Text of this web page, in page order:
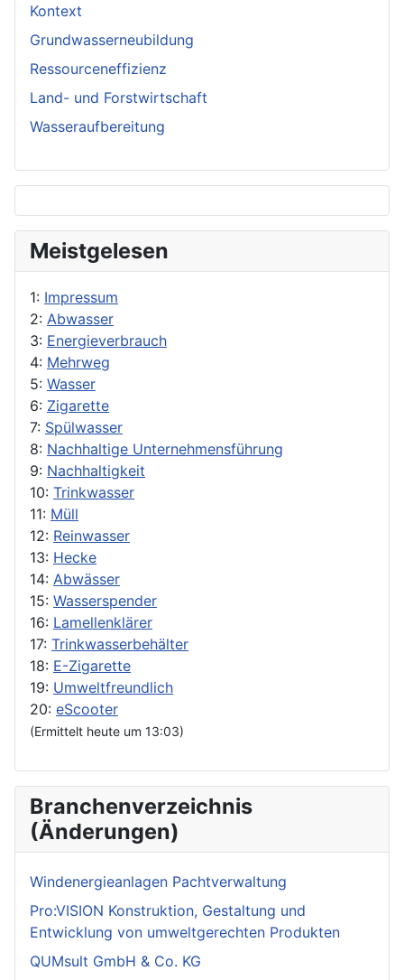
Kontext
Grundwasserneubildung
Ressourceneffizienz
Land- und Forstwirtschaft
Wasseraufbereitung
Meistgelesen
1: Impressum
2: Abwasser
3: Energieverbrauch
4: Mehrweg
5: Wasser
6: Zigarette
7: Spülwasser
8: Nachhaltige Unternehmensführung
9: Nachhaltigkeit
10: Trinkwasser
11: Müll
12: Reinwasser
13: Hecke
14: Abwässer
15: Wasserspender
16: Lamellenklärer
17: Trinkwasserbehälter
18: E-Zigarette
19: Umweltfreundlich
20: eScooter
(Ermittelt heute um 13:03)
Branchenverzeichnis
(Änderungen)
Windenergieanlagen Pachtverwaltung
Pro:VISION Konstruktion, Gestaltung und
Entwicklung von umweltgerechten Produkten
QUMsult GmbH & Co. KG